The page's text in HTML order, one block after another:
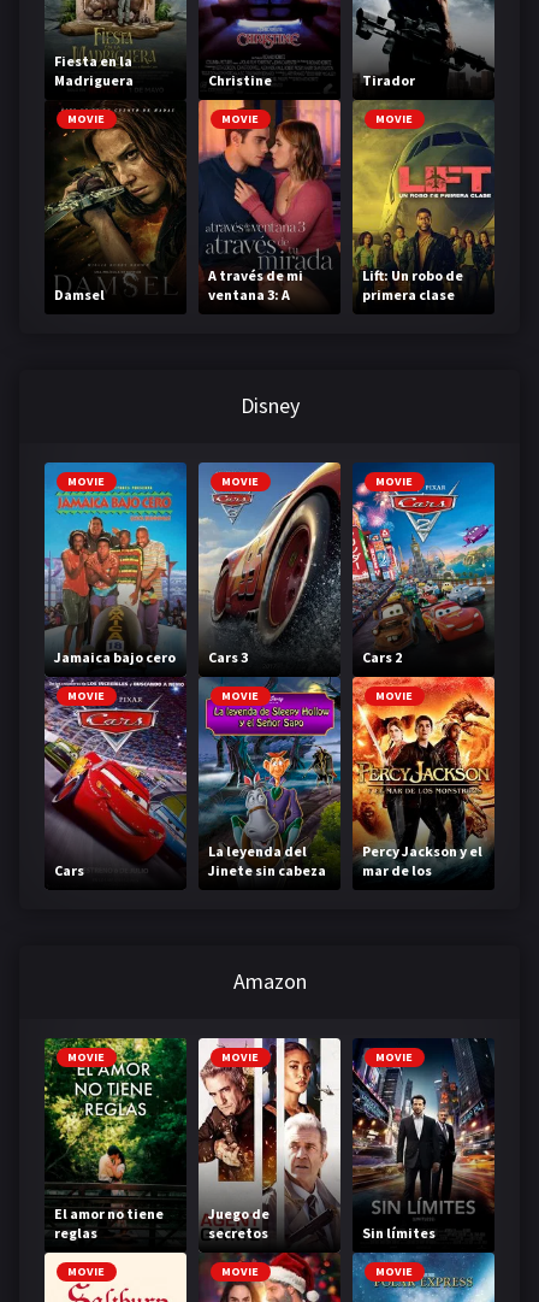
Fiesta en la
Madriguera
Christine Tirador
MOVIE
Damsel
MOVIE
A través de mi
ventana 3: A
través de tu
MOVIE
Lift: Un robo de
primera clase
Disney
MOVIE
Jamaica bajo cero
MOVIE
Cars 3
MOVIE
Cars 2
MOVIE
Cars
MOVIE
La leyenda del
Jinete sin cabeza
MOVIE
Percy Jackson y el
mar de los
monstruos
Amazon
MOVIE
El amor no tiene
reglas
MOVIE
Juego de
secretos
MOVIE
Sin límites
MOVIE MOVIE MOVIE